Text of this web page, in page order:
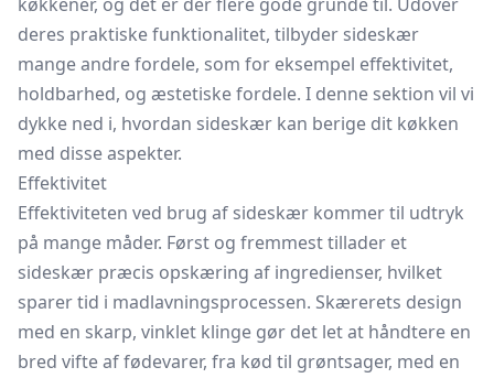
deres praktiske funktionalitet, tilbyder sideskær
mange andre fordele, som for eksempel effektivitet,
holdbarhed, og æstetiske fordele. I denne sektion vil vi
dykke ned i, hvordan sideskær kan berige dit køkken
med disse aspekter.
Effektivitet
Effektiviteten ved brug af sideskær kommer til udtryk
på mange måder. Først og fremmest tillader et
sideskær præcis opskæring af ingredienser, hvilket
sparer tid i madlavningsprocessen. Skærerets design
med en skarp, vinklet klinge gør det let at håndtere en
bred vifte af fødevarer, fra kød til grøntsager, med en